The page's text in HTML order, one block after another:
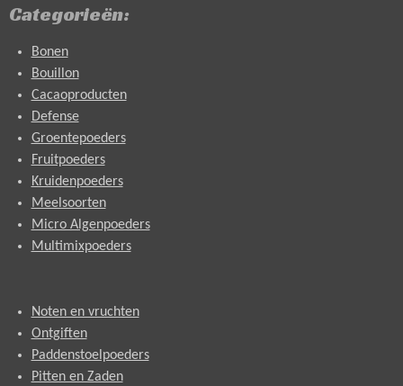
Categorieën:
Bonen
Bouillon
Cacaoproducten
Defense
Groentepoeders
Fruitpoeders
Kruidenpoeders
Meelsoorten
Micro Algenpoeders
Multimixpoeders
Noten en vruchten
Ontgiften
Paddenstoelpoeders
Pitten en Zaden